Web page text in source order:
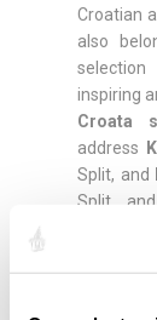
Croatian
also
inspiring
Croata
address
Split, and
Split,